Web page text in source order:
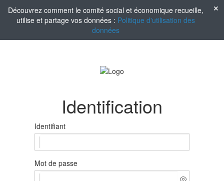
Découvrez comment le comité social et économique recueille,
utilise et partage vos données : Politique d'utilisation des
données
Identification
Identifiant
Mot de passe